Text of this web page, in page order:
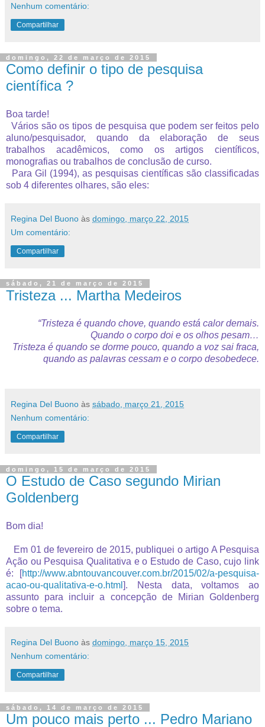
Nenhum comentário:
Compartilhar
domingo, 22 de março de 2015
Como definir o tipo de pesquisa
científica ?
Boa tarde!
Vários são os tipos de pesquisa que podem ser feitos pelo
aluno/pesquisador, quando da elaboração de seus
trabalhos acadêmicos, como os artigos científicos,
monografias ou trabalhos de conclusão de curso.
Para Gil (1994), as pesquisas científicas são classificadas
sob 4 diferentes olhares, são eles:
Regina Del Buono às domingo, março 22, 2015
Um comentário:
Compartilhar
sábado, 21 de março de 2015
Tristeza ... Martha Medeiros
“Tristeza é quando chove, quando está calor demais.
Quando o corpo doi e os olhos pesam…
Tristeza é quando se dorme pouco, quando a voz sai fraca,
quando as palavras cessam e o corpo desobedece.
Regina Del Buono às sábado, março 21, 2015
Nenhum comentário:
Compartilhar
domingo, 15 de março de 2015
O Estudo de Caso segundo Mirian
Goldenberg
Bom dia!
Em 01 de fevereiro de 2015, publiquei o artigo A Pesquisa
Ação ou Pesquisa Qualitativa e o Estudo de Caso, cujo link
é: [http://www.abntouvancouver.com.br/2015/02/a-pesquisa-
acao-ou-qualitativa-e-o.html ]. Nesta data, voltamos ao
assunto para incluir a concepção de Mirian Goldenberg
sobre o tema.
Regina Del Buono às domingo, março 15, 2015
Nenhum comentário:
Compartilhar
sábado, 14 de março de 2015
Um pouco mais perto ... Pedro Mariano